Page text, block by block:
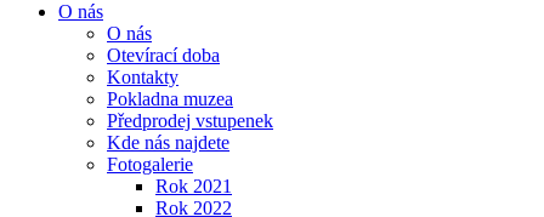
O nás
O nás
Otevírací doba
Kontakty
Pokladna muzea
Předprodej vstupenek
Kde nás najdete
Fotogalerie
Rok 2021
Rok 2022